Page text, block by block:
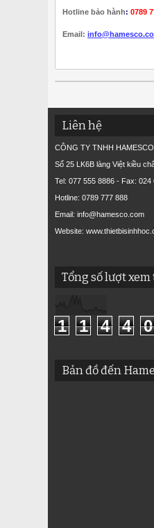
Hotline bảo hành: 0789
Email:
Liên hệ
CÔNG TY TNHH
Số 25 LK6B làng Việt kiều
Tel: 077 555 8886 - Fax: 024
Hotline: 0789 777 888
Email: info@hamesco.com
Website:
Tổng số lượt xem
1 1 4 4 0
Bản đồ đến